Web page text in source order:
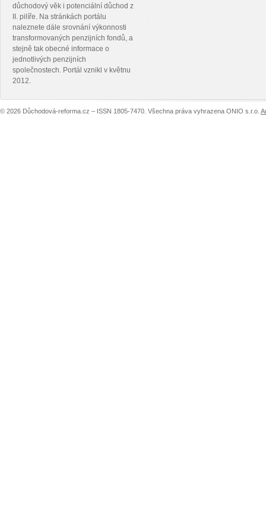
důchodový věk i potenciální důchod z
II. pilíře. Na stránkách portálu
naleznete dále srovnání výkonnosti
transformovaných penzijních fondů, a
stejně tak obecné informace o
jednotlivých penzijních
společnostech. Portál vznikl v květnu
2012.
© 2026 Důchodová-reforma.cz – ISSN 1805-7470. Všechna práva vyhrazena ONIO s.r.o.